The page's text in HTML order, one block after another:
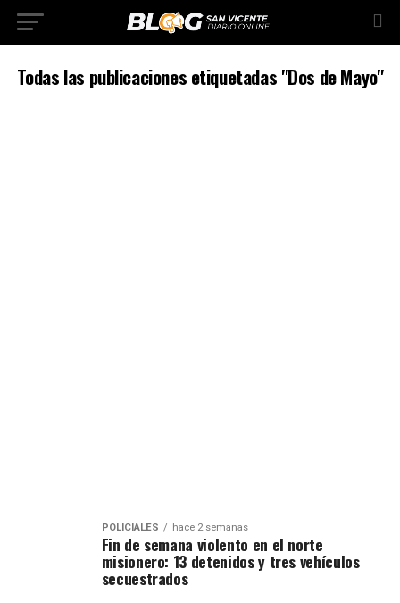
Todas las publicaciones etiquetadas "Dos de Mayo"
POLICIALES hace 2 semanas
Fin de semana violento en el norte
misionero: 13 detenidos y tres vehículos
secuestrados